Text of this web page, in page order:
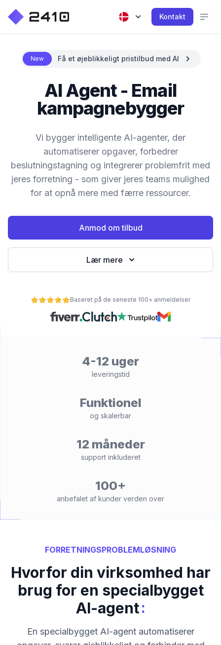
Kontakt
New Få et øjeblikkeligt pristilbud med AI
AI Agent - Email
kampagnebygger
Vi bygger intelligente AI-agenter, der
automatiserer opgaver, forbedrer
beslutningstagning og integrerer problemfrit med
jeres forretning - som giver jeres teams mulighed
for at opnå mere med færre ressourcer.
Anmod om tilbud
Lær mere
Baseret på de seneste 100+ anmeldelser
4-12 uger
leveringstid
Funktionel
og skalerbar
12 måneder
support inkluderet
100+
anbefalet af kunder verden over
FORRETNINGSPROBLEMLØSNING
Hvorfor din virksomhed har
brug for en specialbygget
AI-agent:
En specialbygget AI-agent automatiserer